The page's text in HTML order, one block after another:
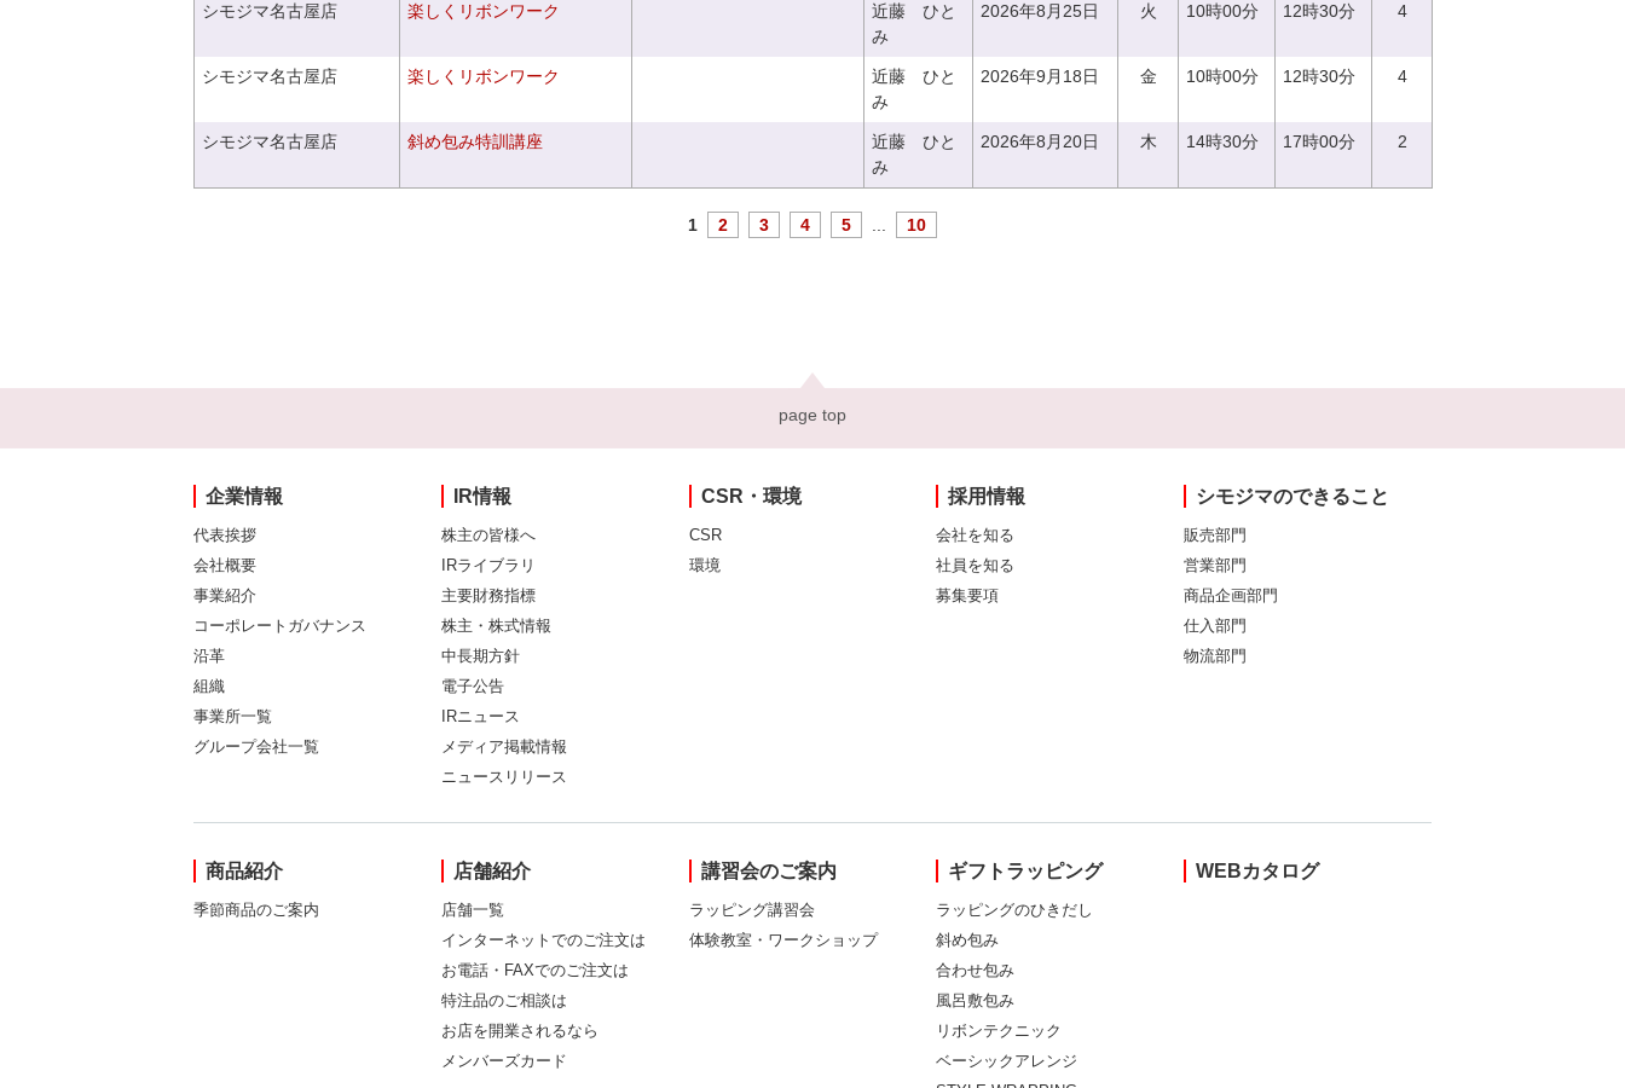
シモジマ名古屋店 楽しくリボンワーク
近藤 ひと
み
2026年8月25日 火 10時00分 12時30分 4
シモジマ名古屋店 楽しくリボンワーク
近藤 ひと
み
2026年9月18日 金 10時00分 12時30分 4
シモジマ名古屋店 斜め包み特訓講座
近藤 ひと
み
2026年8月20日 木 14時30分 17時00分 2
1 2 3 4 5 10
page top
企業情報
代表挨拶
会社概要
事業紹介
コーポレートガバナンス
沿革
組織
事業所一覧
グループ会社一覧
IR情報
株主の皆様へ
IRライブラリ
主要財務指標
株主・株式情報
中長期方針
電子公告
IRニュース
メディア掲載情報
ニュースリリース
CSR・環境
CSR
環境
採用情報
会社を知る
社員を知る
募集要項
シモジマのできること
販売部門
営業部門
商品企画部門
仕入部門
物流部門
商品紹介
季節商品のご案内
店舗紹介
店舗一覧
インターネットでのご注文は
お電話・FAXでのご注文は
特注品のご相談は
お店を開業されるなら
メンバーズカード
講習会のご案内
ラッピング講習会
体験教室・ワークショップ
ギフトラッピング
ラッピングのひきだし
斜め包み
合わせ包み
風呂敷包み
リボンテクニック
ベーシックアレンジ
WEBカタログ